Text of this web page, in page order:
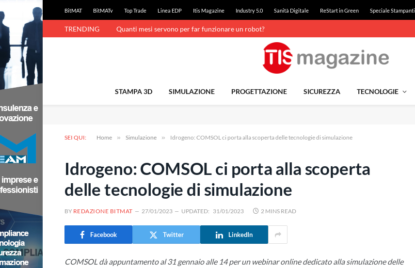
BitMAT BitMATv Top Trade Linea EDP Itis Magazine Industry 5.0 Sanità Digitale ReStart in Green Speciale Stampanti
TRENDING Quanti mesi servono per far funzionare un robot?
STAMPA 3D SIMULAZIONE PROGETTAZIONE SICUREZZA TECNOLOGIE
SEI QUI: Home » Simulazione » Idrogeno: COMSOL ci porta alla scoperta delle tecnologie di simulazione
Idrogeno: COMSOL ci porta alla scoperta
delle tecnologie di simulazione
BY REDAZIONE BITMAT 27/01/2023 UPDATED: 31/01/2023 2 MINS READ
Facebook Twitter LinkedIn
COMSOL dà appuntamento al 31 gennaio alle 14 per un webinar online dedicato alla simulazione delle